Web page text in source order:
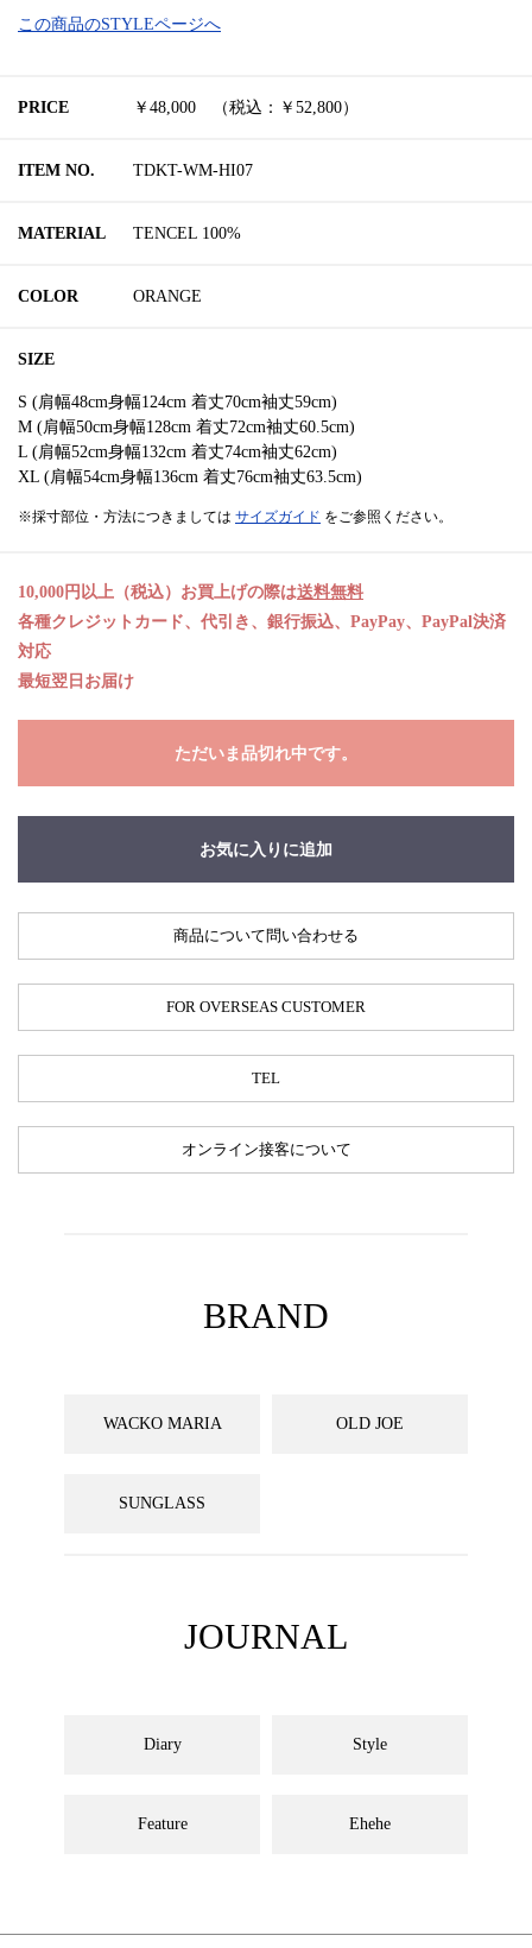
この商品のSTYLEページへ
PRICE ￥48,000 （税込：￥52,800）
ITEM NO. TDKT-WM-HI07
MATERIAL TENCEL 100%
COLOR ORANGE
SIZE
S (肩幅48cm身幅124cm 着丈70cm袖丈59cm)
M (肩幅50cm身幅128cm 着丈72cm袖丈60.5cm)
L (肩幅52cm身幅132cm 着丈74cm袖丈62cm)
XL (肩幅54cm身幅136cm 着丈76cm袖丈63.5cm)
※採寸部位・方法につきましては サイズガイド をご参照ください。
10,000円以上（税込）お買上げの際は送料無料
各種クレジットカード、代引き、銀行振込、PayPay、PayPal決済
対応
最短翌日お届け
ただいま品切れ中です。
お気に入りに追加
商品について問い合わせる
FOR OVERSEAS CUSTOMER
TEL
オンライン接客について
BRAND
WACKO MARIA OLD JOE
SUNGLASS
JOURNAL
Diary Style
Feature Ehehe